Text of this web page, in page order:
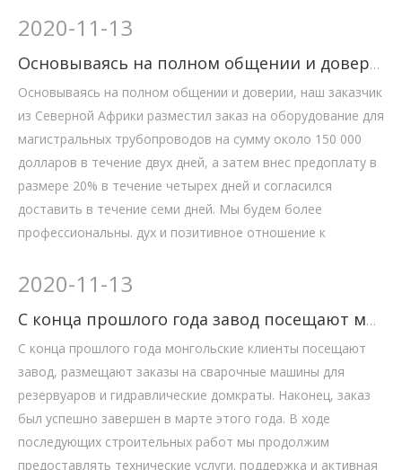
2020-11-13
Основываясь на полном общении и доверии, наш клиент из Северной Африки разместил заказ на оборудование для магистральных трубопроводов на сумму около 150 000 долларов в течение двух дней.
Основываясь на полном общении и доверии, наш заказчик
из Северной Африки разместил заказ на оборудование для
магистральных трубопроводов на сумму около 150 000
долларов в течение двух дней, а затем внес предоплату в
размере 20% в течение четырех дней и согласился
доставить в течение семи дней. Мы будем более
профессиональны. дух и позитивное отношение к
2020-11-13
С конца прошлого года завод посещают монгольские клиенты,
С конца прошлого года монгольские клиенты посещают
завод, размещают заказы на сварочные машины для
резервуаров и гидравлические домкраты. Наконец, заказ
был успешно завершен в марте этого года. В ходе
последующих строительных работ мы продолжим
предоставлять технические услуги. поддержка и активная